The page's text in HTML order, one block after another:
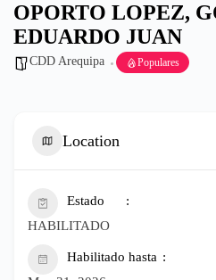
OPORTO LOPEZ,
EDUARDO JUAN
CDD Arequipa Populares
Location
Estado
HABILITADO
Habilitado hasta